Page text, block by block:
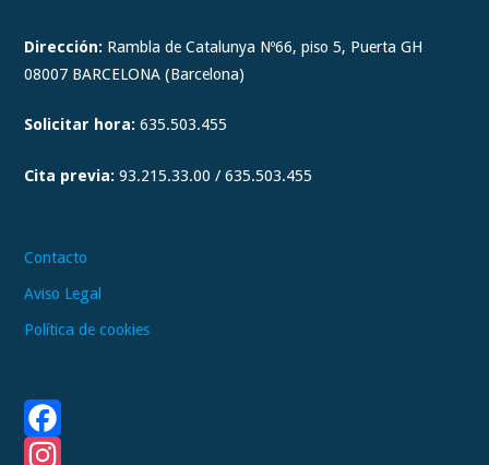
t
a
r
m
Dirección: Rambla de Catalunya Nº66, piso 5, Puerta GH
08007 BARCELONA (Barcelona)
Solicitar hora: 635.503.455
Cita previa: 93.215.33.00 / 635.503.455
Contacto
Aviso Legal
Política de cookies
F